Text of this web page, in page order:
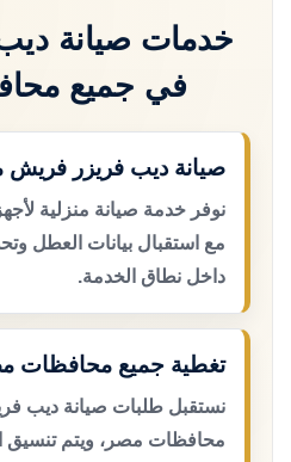
خدمات صيانة
في جميع
صيانة ديب فريزر فريش
نوفر خدمة صيانة منزلية
مع استقبال بيانات العطل
داخل نطاق الخدمة.
تغطية جميع محافظات
نستقبل طلبات صيانة ديب
محافظات مصر، ويتم تنسيق